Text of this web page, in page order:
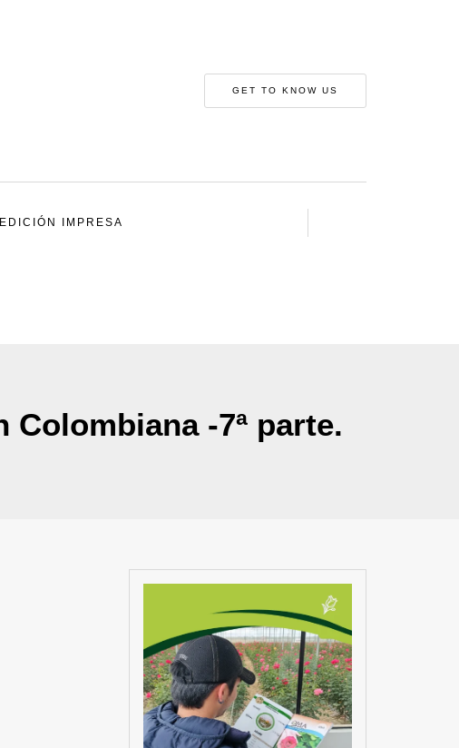
GET TO KNOW US
EDICIÓN IMPRESA
-7ª parte.